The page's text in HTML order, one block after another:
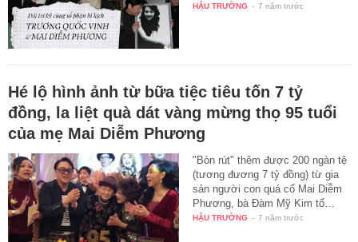
HẬU TRƯỜNG - 7 năm trước
Hé lộ hình ảnh từ bữa tiệc tiêu tốn 7 tỷ
đồng, la liệt quà dát vàng mừng thọ 95 tuổi
của mẹ Mai Diễm Phương
"Bòn rút" thêm được 200 ngàn tệ
(tương đương 7 tỷ đồng) từ gia
sản người con quá cố Mai Diễm
Phương, bà Đàm Mỹ Kim tổ…
HẬU TRƯỜNG - 7 năm trước